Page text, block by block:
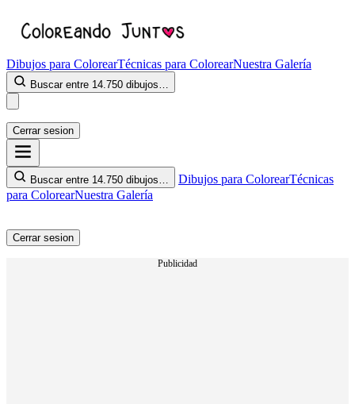
Dibujos para ColorearTécnicas para ColorearNuestra Galería
Buscar entre 14.750 dibujos…
Cerrar sesion
Buscar entre 14.750 dibujos… Dibujos para ColorearTécnicas
para ColorearNuestra Galería
Cerrar sesion
Publicidad